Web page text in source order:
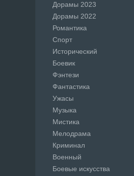
Дорамы 2023
Дорамы 2022
Романтика
Спорт
Исторический
Боевик
Фэнтези
Фантастика
Ужасы
Музыка
Мистика
Мелодрама
Криминал
Военный
Боевые искусства